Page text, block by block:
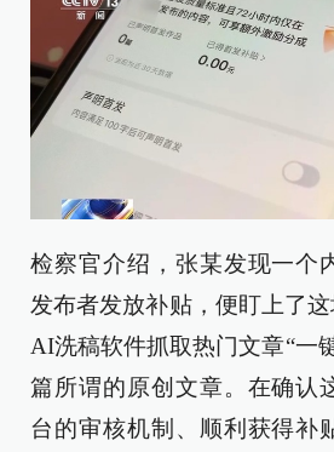
检察官介绍，张某发现一个
发布者发放补贴，便盯上了这
AI洗稿软件抓取热门文章“一
篇所谓的原创文章。在确认
台的审核机制、顺利获得补